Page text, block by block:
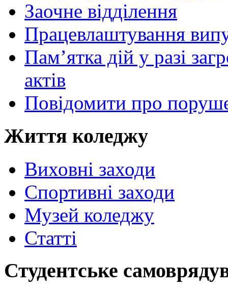
Заочне відділення
Працевлаштування
Пам’ятка дій у разі
актів
Повідомити про
Життя коледжу
Виховні заходи
Спортивні заходи
Музей коледжу
Статті
Студентське